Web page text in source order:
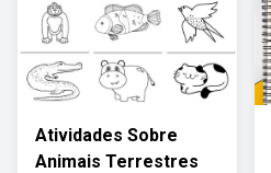
Atividades Sobre
Animais Terrestres